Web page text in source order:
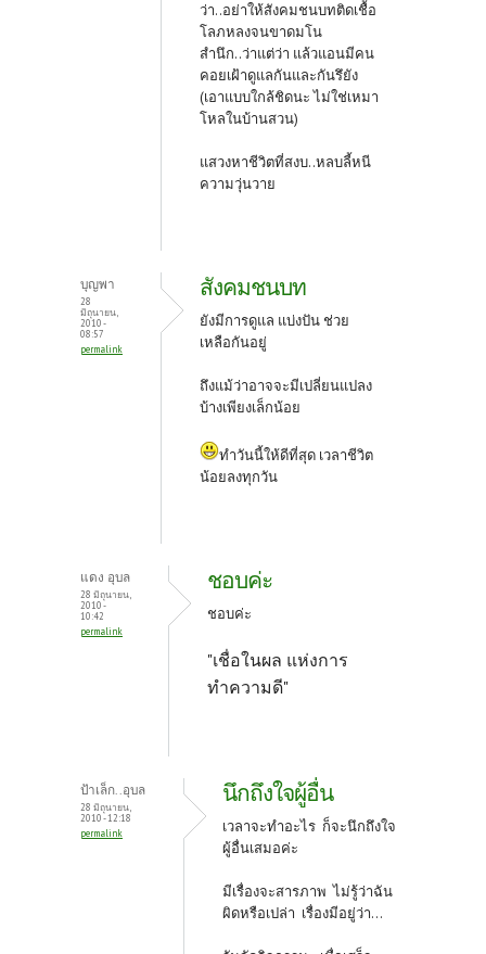
ว่า..อย่าให้สังคมชนบทติดเชื้อ
โลภหลงจนขาดมโน
สำนึก..ว่าแต่ว่า แล้วแอนมีคน
คอยเฝ้าดูแลกันและกันรึยัง
(เอาแบบใกล้ชิดนะ ไม่ใช่เหมา
โหลในบ้านสวน)
แสวงหาชีวิตที่สงบ..หลบลี้หนี
ความวุ่นวาย
บุญพา
28
มิถุนายน,
2010 -
08:57
permalink
สังคมชนบท
ยังมีการดูแล แบ่งปัน ช่วย
เหลือกันอยู่
ถึงแม้ว่าอาจจะมีเปลี่ยนแปลง
บ้างเพียงเล็กน้อย
ทำวันนี้ให้ดีที่สุด เวลาชีวิต
น้อยลงทุกวัน
แดง อุบล
28 มิถุนายน,
2010 -
10:42
permalink
ชอบค่ะ
ชอบค่ะ
"เชื่อในผล แห่งการ
ทำความดี"
ป้าเล็ก..อุบล
28 มิถุนายน,
2010 - 12:18
permalink
นึกถึงใจผู้อื่น
เวลาจะทำอะไร ก็จะนึกถึงใจ
ผู้อื่นเสมอค่ะ
มีเรื่องจะสารภาพ ไม่รู้ว่าฉัน
ผิดหรือเปล่า เรื่องมีอยู่ว่า...